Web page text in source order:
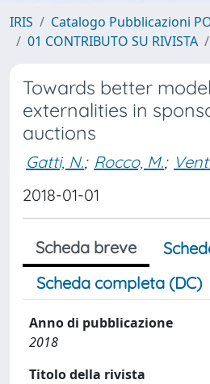
IRIS
Catalogo Pubblicazioni
01 CONTRIBUTO SU RIVISTA
Towards better
externalities in
auctions
Gatti, N.; Rocco, M.;
2018-01-01
Scheda breve
Scheda completa (DC)
Anno di pubblicazione
2018
Titolo della rivista